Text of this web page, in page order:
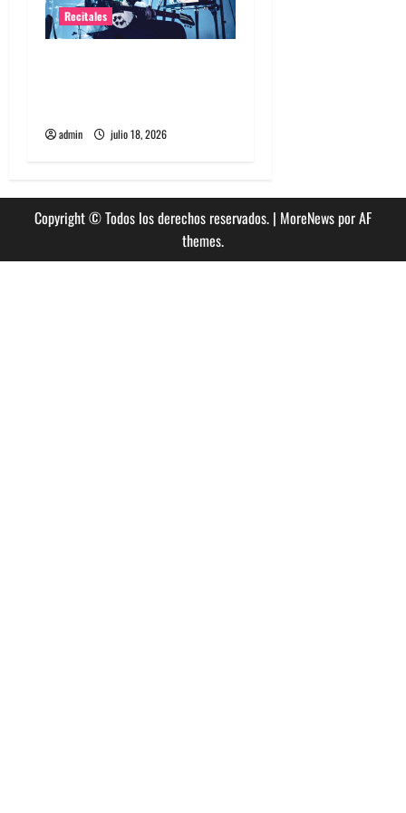
Recitales
admin julio 18, 2026
Copyright © Todos los derechos reservados. | MoreNewspor AF
themes.